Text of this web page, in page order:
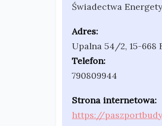
Świadectwa
Adres:
Upalna 54/2, 15-668
Telefon:
790809944
Strona internetowa:
https://